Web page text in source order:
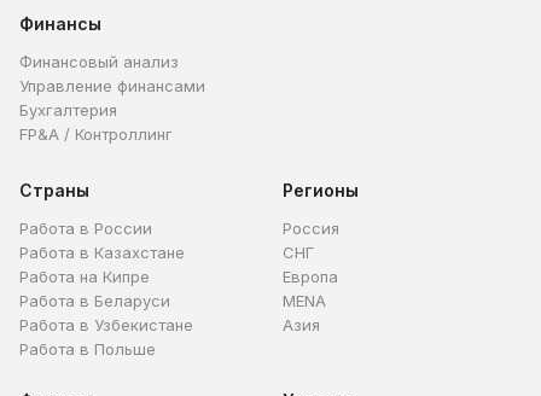
Финансы
Финансовый анализ
Управление финансами
Бухгалтерия
FP&A / Контроллинг
Страны
Работа в России
Работа в Казахстане
Работа на Кипре
Работа в Беларуси
Работа в Узбекистане
Работа в Польше
Регионы
Россия
СНГ
Европа
MENA
Азия